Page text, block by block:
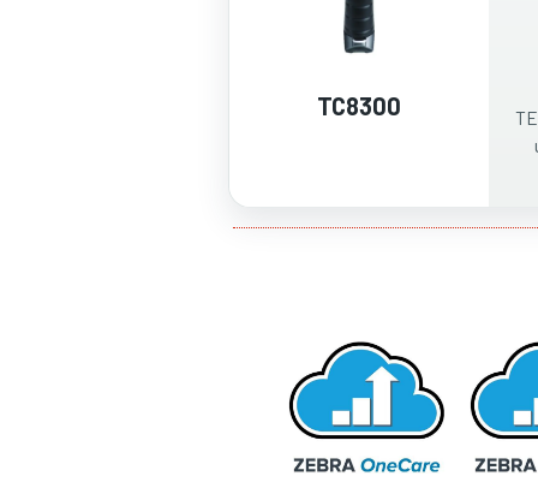
TC8300